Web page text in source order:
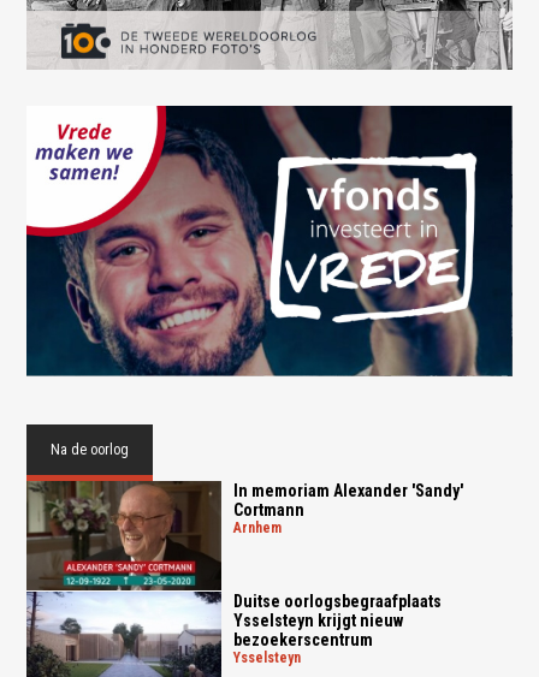
Na de oorlog
In memoriam Alexander 'Sandy'
Cortmann
arnhem
Duitse oorlogsbegraafplaats
Ysselsteyn krijgt nieuw
bezoekerscentrum
ysselsteyn